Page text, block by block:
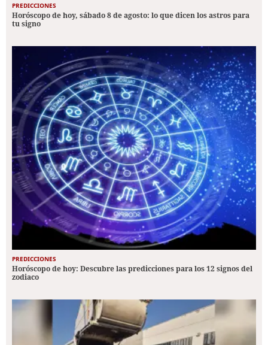
PREDICCIONES
Horóscopo de hoy, sábado 8 de agosto: lo que dicen los astros para
tu signo
PREDICCIONES
Horóscopo de hoy: Descubre las predicciones para los 12 signos del
zodiaco